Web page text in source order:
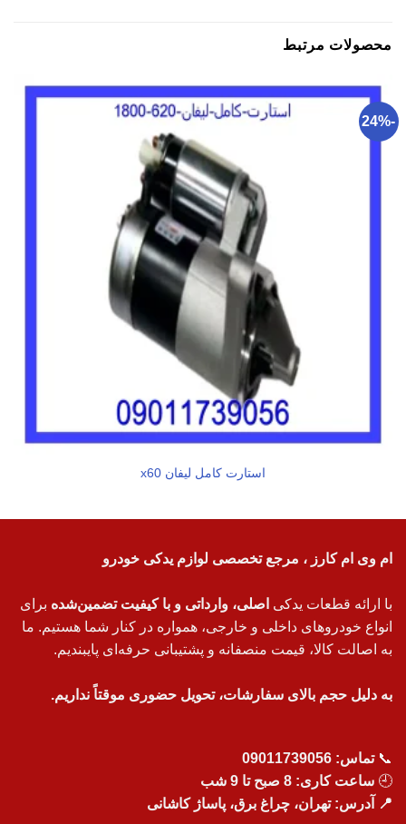
محصولات مرتبط
-24%
استارت کامل لیفان x60
ام وی ام کارز ، مرجع تخصصی لوازم یدکی خودرو
با ارائه قطعات یدکی اصلی، وارداتی و با کیفیت تضمین‌شده برای
انواع خودروهای داخلی و خارجی، همواره در کنار شما هستیم. ما
به اصالت کالا، قیمت منصفانه و پشتیبانی حرفه‌ای پایبندیم.
به دلیل حجم بالای سفارشات، تحویل حضوری موقتاً نداریم.
📞تماس: 09011739056
🕘 ساعت کاری: 8 صبح تا 9 شب
📍 آدرس: تهران، چراغ برق، پاساژ کاشانی